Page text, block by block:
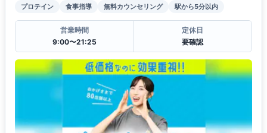
プロテイン
食事指導 無料カウンセリング 駅から5分以内
営業時間
9:00〜21:25
定休日
要確認